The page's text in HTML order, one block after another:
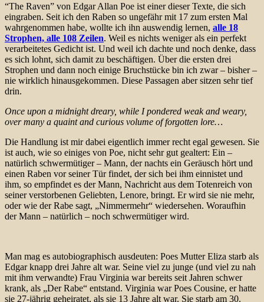
“The Raven” von Edgar Allan Poe ist einer dieser Texte, die sich
eingraben. Seit ich den Raben so ungefähr mit 17 zum ersten Mal
wahrgenommen habe, wollte ich ihn auswendig lernen, alle 18
Strophen, alle 108 Zeilen. Weil es nichts weniger als ein perfekt
verarbeitetes Gedicht ist. Und weil ich dachte und noch denke, dass
es sich lohnt, sich damit zu beschäftigen. Über die ersten drei
Strophen und dann noch einige Bruchstücke bin ich zwar – bisher –
nie wirklich hinausgekommen. Diese Passagen aber sitzen sehr tief
drin.
Once upon a midnight dreary, while I pondered weak and weary,
over many a quaint and curious volume of forgotten lore…
Die Handlung ist mir dabei eigentlich immer recht egal gewesen. Sie
ist auch, wie so einiges von Poe, nicht sehr gut gealtert: Ein –
natürlich schwermütiger – Mann, der nachts ein Geräusch hört und
einen Raben vor seiner Tür findet, der sich bei ihm einnistet und
ihm, so empfindet es der Mann, Nachricht aus dem Totenreich von
seiner verstorbenen Geliebten, Lenore, bringt. Er wird sie nie mehr,
oder wie der Rabe sagt, „Nimmermehr“ wiedersehen. Woraufhin
der Mann – natürlich – noch schwermütiger wird.
Man mag es autobiographisch ausdeuten: Poes Mutter Eliza starb als
Edgar knapp drei Jahre alt war. Seine viel zu junge (und viel zu nah
mit ihm verwandte) Frau Virginia war bereits seit Jahren schwer
krank, als „Der Rabe“ entstand. Virginia war Poes Cousine, er hatte
sie 27-jährig geheiratet, als sie 13 Jahre alt war. Sie starb am 30.